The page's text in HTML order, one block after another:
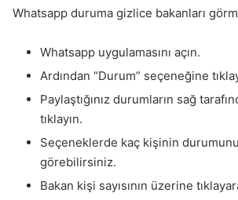
Whatsapp duruma gizlice bakanları
Whatsapp uygulamasını açın.
Ardından “Durum” seçeneğine
Paylaştığınız durumların sağ
tıklayın.
Seçeneklerde kaç kişinin
görebilirsiniz.
Bakan kişi sayısının üzerine